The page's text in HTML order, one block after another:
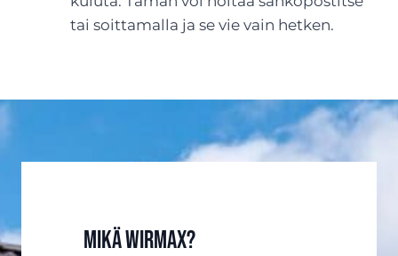
tai soittamalla ja se vie vain hetken.
Mikä Wirmax?